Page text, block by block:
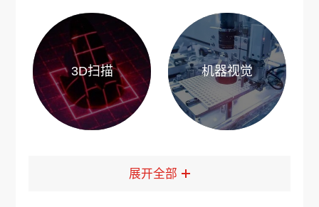
3D扫描 机器视觉
展开全部